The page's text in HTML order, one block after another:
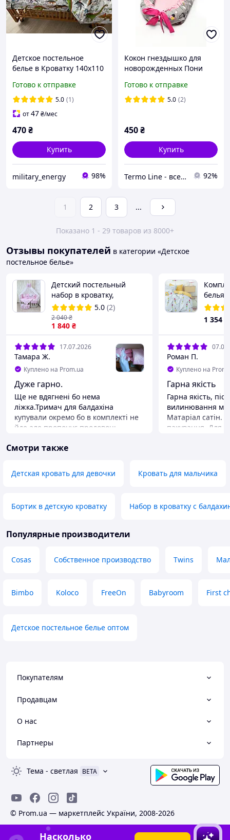
Детское постельное
белье в Кроватку 140х110
Готово к отправке
5.0 (1)
от47₴/мес
470₴
Купить
military_energy 98%
Кокон гнездышко для
новорожденных Пони
Готово к отправке
5.0 (2)
450₴
Купить
Termo Line - все для дома 92%
1 2 3 ...
Показано 1 - 29 товаров из 8000+
Отзывы покупателей в категории «Детское
постельное белье»
Детский постельный
набор в кроватку,
балдахин на кроватку,
постельный набор для
новорожденных
5.0 (2)
1 840 ₴
2 040₴
17.07.2026
Тамара Ж.
Куплено на Prom.ua
Дуже гарно.
Ще не вдягнені бо нема
ліжка.Тримач для балдахіна
купували окремо бо в комплекті не
йде,але пропонує продовоць.
Ковдра трансформується в конверт
бант.комплектацвєю задоволена
повністю.
Немає
белья
сатин
766
1 354
Роман П.
Куплено на
Гарна якість
Гарна якість,
вилинювання
Матаріал сатін.
пакування. Для
Смотри также
Детская кровать для девочки Кровать для мальчика
Бортик в детскую кроватку Набор в кроватку с
Популярные производители
Cosas Собственное производство Twins
Bimbo Koloco FreeOn Babyroom First
Детское постельное белье оптом
Покупателям
Продавцам
О нас
Партнеры
Тема - светлая BETA
© Prom.ua — маркетплейс України, 2008-2026
Насколько